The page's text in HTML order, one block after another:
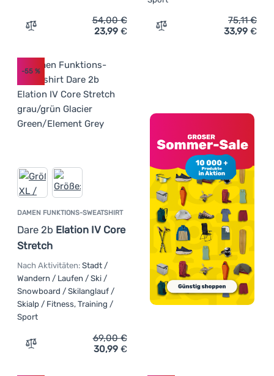
Zum Vergleich 'Damen Funktions-Sweatshirt Dare 2b
54,00€
23,99 € Zum Vergleich 'Damen-
75,11€
33,99 €
DAMEN FUNKTIONS-SWEATSHIRT
Dare 2b Elation IV Core
Stretch
-55 %
Nach Aktivitäten: Stadt /
Wandern / Laufen / Ski /
Snowboard / Skilanglauf /
Skialp / Fitness, Training /
Sport
Zum Vergleich 'Damen Funktions-Sweatshirt Dare 2b
69,00€
30,99 €